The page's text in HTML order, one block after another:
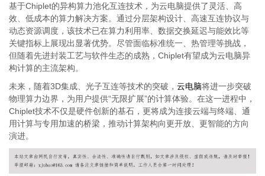
基于Chiplet的异构算力池化互连技术，为云电脑提供了灵活、高
效、低成本的算力解决方案。通过分层架构设计、高速互连协议与
动态资源调度，该技术已在算力利用率、数据交换延迟与能效比等
关键指标上展现出显著优势。尽管面临标准统一、热管理等挑战，
但随着先进封装工艺与软件生态的成熟，Chiplet有望成为云电脑异
构计算的主流架构。
未来，随着3D集成、光子互连等技术的突破， 云电脑将进一步突破
物理算力边界，为用户提供“无限扩展”的计算体验。在这一进程中，
Chiplet技术不仅是硬件创新的基石，更将成为连接云端与终端、通
用计算与专用加速的桥梁，推动计算架构向更开放、更智能的方向
演进。